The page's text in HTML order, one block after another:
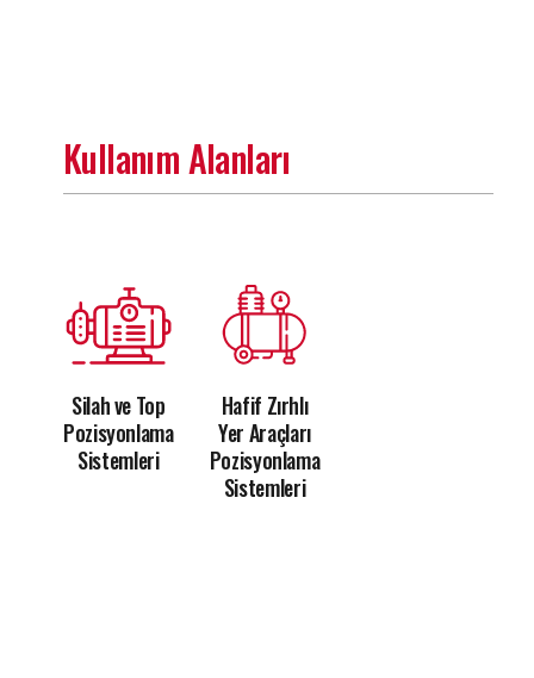
Kullanım Alanları
Silah ve Top
Pozisyonlama
Sistemleri
Hafif Zırhlı
Yer Araçları
Pozisyonlama
Sistemleri